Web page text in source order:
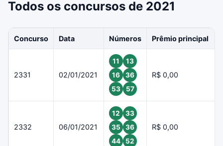
Todos os concursos de 2021
Concurso Data Números Prêmio principal
2331 02/01/2021
11
13
16
36
53
57
R$ 0,00
2332 06/01/2021
12
33
35
36
44
52
R$ 0,00